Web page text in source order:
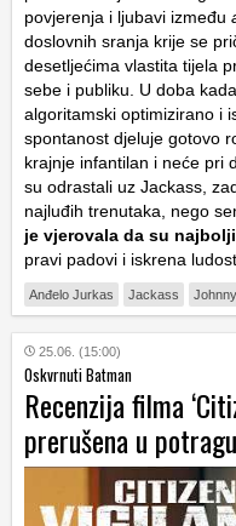
povjerenja i ljubavi između
doslovnih sranja krije se
desetljećima vlastita tijela
sebe i publiku. U doba
algoritamski optimizirano i
spontanost djeluje gotovo
krajnje infantilan i neće pri
su odrastali uz Jackass,
najluđih trenutaka, nego
je vjerovala da su
pravi padovi i iskrena ludost.
Anđelo Jurkas Jackass
25.06. (15:00)
Oskvrnuti Batman
Recenzija filma
prerušena u